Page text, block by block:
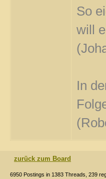
So
will
In
zurück zum Board
6950 Postings in 1383 Threads, 239